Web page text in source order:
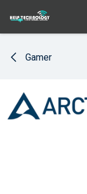
Gamer